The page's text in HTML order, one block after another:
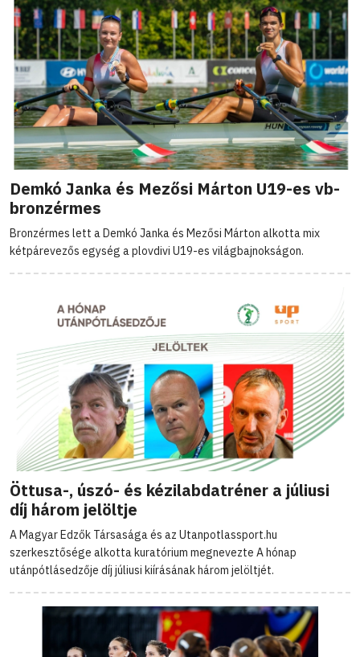
Demkó Janka és Mezősi Márton U19-es vb-
bronzérmes
Bronzérmes lett a Demkó Janka és Mezősi Márton alkotta mix
kétpárevezős egység a plovdivi U19-es világbajnokságon.
Öttusa-, úszó- és kézilabdatréner a júliusi
díj három jelöltje
A Magyar Edzők Társasága és az Utanpotlassport.hu
szerkesztősége alkotta kuratórium megnevezte A hónap
utánpótlásedzője díj júliusi kiírásának három jelöltjét.